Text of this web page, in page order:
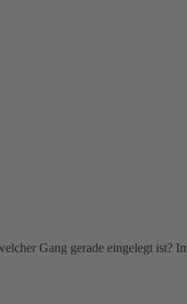
Gang gerade eingelegt ist?